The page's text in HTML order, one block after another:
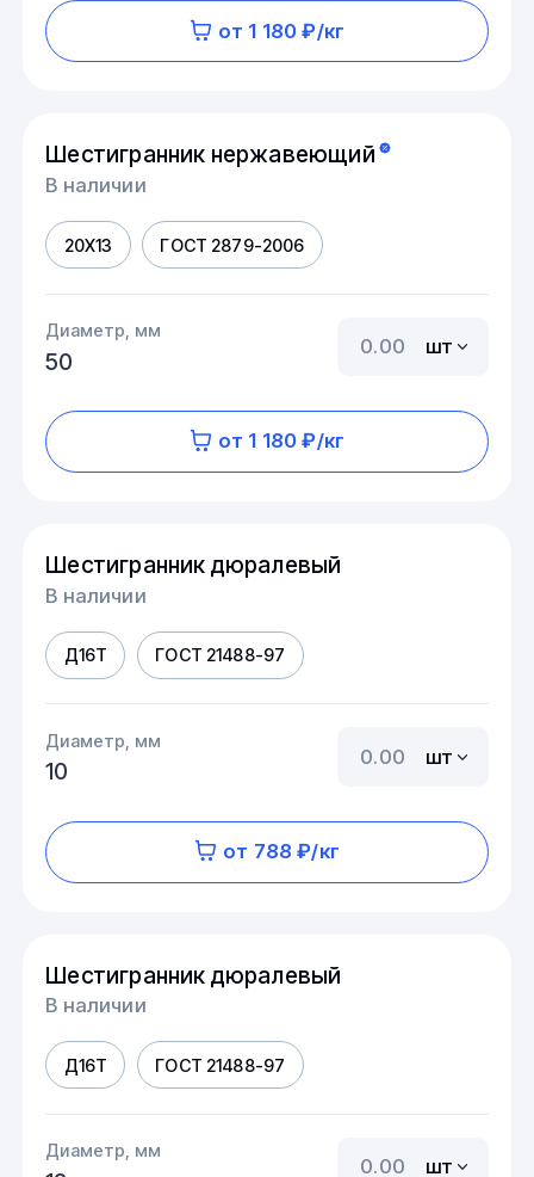
от 1 180 ₽/кг
Шестигранник нержавеющий
В наличии
20Х13 ГОСТ 2879-2006
Диаметр, мм
50
шт
от 1 180 ₽/кг
Шестигранник дюралевый
В наличии
Д16Т ГОСТ 21488-97
Диаметр, мм
10
шт
от 788 ₽/кг
Шестигранник дюралевый
В наличии
Д16Т ГОСТ 21488-97
Диаметр, мм
шт